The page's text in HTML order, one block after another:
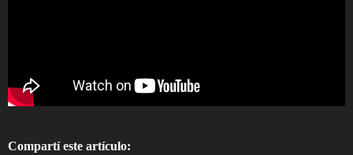
Compartí este artículo: